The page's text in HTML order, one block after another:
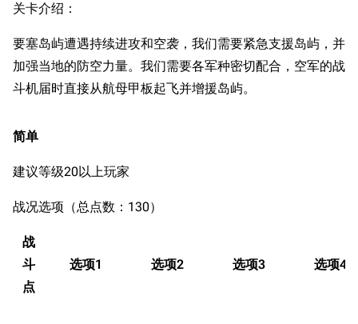
关卡介绍：
要塞岛屿遭遇持续进攻和空袭，我们需要紧急支援岛屿，并
加强当地的防空力量。我们需要各军种密切配合，空军的战
斗机届时直接从航母甲板起飞并增援岛屿。
简单
建议等级20以上玩家
战况选项（总点数：130）
战
斗
点
选项1 选项2 选项3 选项4